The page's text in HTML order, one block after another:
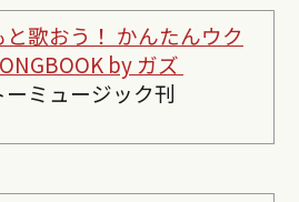
と歌おう！ かんたんウク
by ガズ
ーミュージック刊